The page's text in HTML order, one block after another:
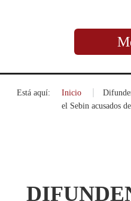
Está aquí: Inicio
el Sebin acusados